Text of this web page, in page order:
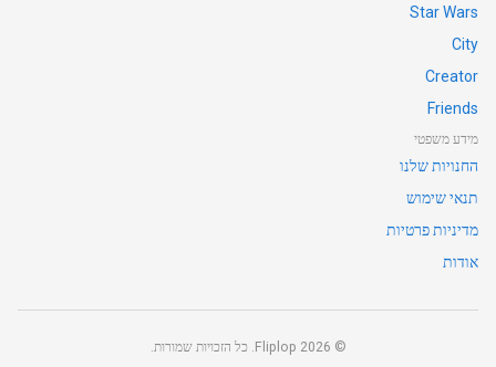
Star Wars
City
Creator
Friends
מידע משפטי
החנויות שלנו
תנאי שימוש
מדיניות פרטיות
אודות
©
2026